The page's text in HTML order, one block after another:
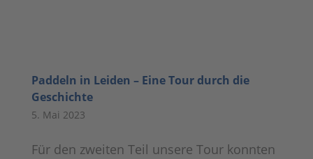
Paddeln in Leiden – Eine Tour durch die
Geschichte
5. Mai 2023
Für den zweiten Teil unsere Tour konnten